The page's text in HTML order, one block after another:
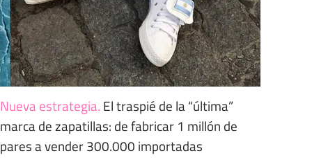
Nueva estrategia. El traspié de la “última”
marca de zapatillas: de fabricar 1 millón de
pares a vender 300.000 importadas